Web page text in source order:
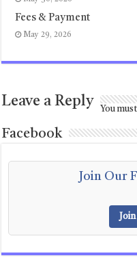
Fees & Payment
May 29, 2026
Leave a Reply
You
Facebook
Join Our